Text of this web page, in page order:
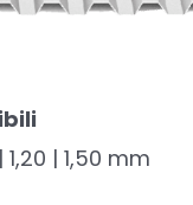
| 1,50 mm